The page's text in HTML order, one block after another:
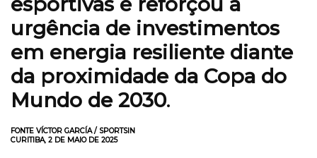
urgência de investimentos
em energia resiliente diante
da proximidade da Copa do
Mundo de 2030.
FONTE VÍCTOR GARCÍA / SPORTSIN
CURITIBA, 2 DE MAIO DE 2025